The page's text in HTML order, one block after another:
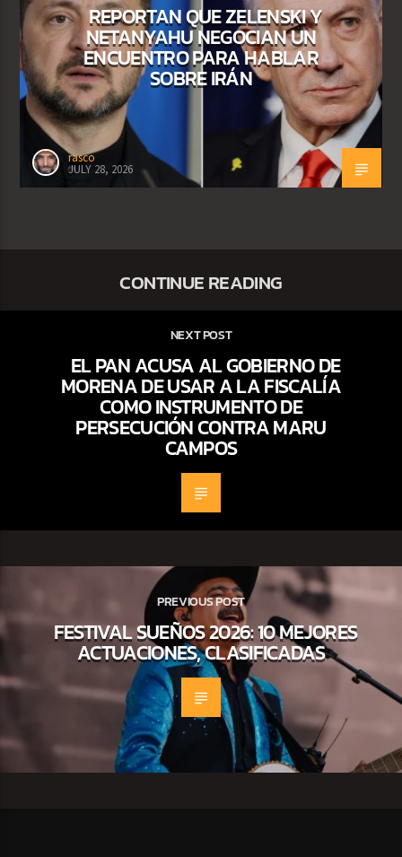
REPORTAN QUE ZELENSKI Y
NETANYAHU NEGOCIAN UN
ENCUENTRO PARA HABLAR
SOBRE IRÁN
rasco
JULY 28, 2026
CONTINUE READING
NEXT POST
EL PAN ACUSA AL GOBIERNO DE
MORENA DE USAR A LA FISCALÍA
COMO INSTRUMENTO DE
PERSECUCIÓN CONTRA MARU
CAMPOS
PREVIOUS POST
FESTIVAL SUEÑOS 2026: 10 MEJORES
ACTUACIONES, CLASIFICADAS